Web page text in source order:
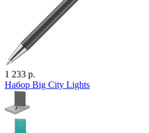
1 233 р.
Набор Big City Lights